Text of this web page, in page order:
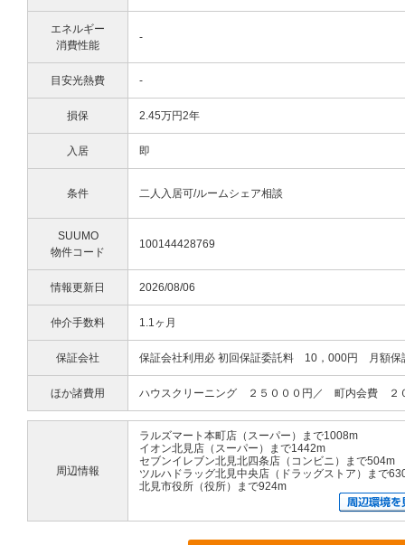
エネルギー
消費性能
-
目安光熱費 -
損保 2.45万円2年
入居 即
条件 二人入居可/ルームシェア相談
SUUMO
物件コード
100144428769
情報更新日 2026/08/06
仲介手数料 1.1ヶ月
保証会社 保証会社利用必 初回保証委託料 10，000円 月額
ほか諸費用 ハウスクリーニング ２５０００円／ 町内会費 ２
周辺情報
ラルズマート本町店（スーパー）まで1008m
イオン北見店（スーパー）まで1442m
セブンイレブン北見北四条店（コンビニ）まで504m
ツルハドラッグ北見中央店（ドラッグストア）まで
北見市役所（役所）まで924m